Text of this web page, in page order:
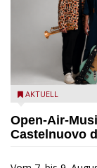
Castelnuovo del
AKTUELL
Open-Air-
Castelnuovo